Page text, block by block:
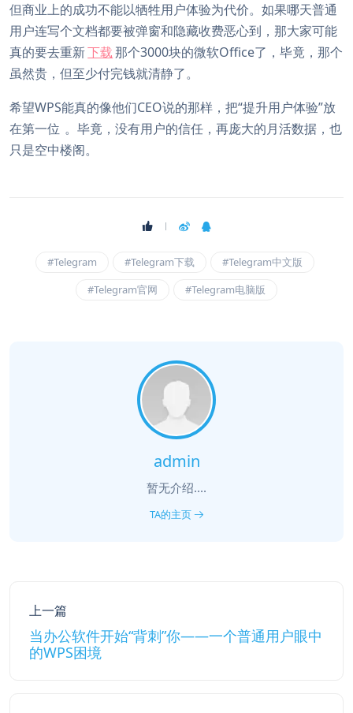
但商业上的成功不能以牺牲用户体验为代价。如果哪天普通
用户连写个文档都要被弹窗和隐藏收费恶心到，那大家可能
真的要去重新下载那个3000块的微软Office了，毕竟，那个
虽然贵，但至少付完钱就清静了。
希望WPS能真的像他们CEO说的那样，把“提升用户体验”放
在第一位 。毕竟，没有用户的信任，再庞大的月活数据，也
只是空中楼阁。
#Telegram #Telegram下载
#Telegram中文版
#Telegram官网
#Telegram电脑版
admin
暂无介绍....
TA的主页
上一篇
当办公软件开始“背刺”你——一个普通用户眼中
的WPS困境